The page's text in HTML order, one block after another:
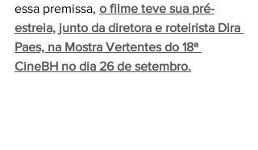
essa premissa, o filme teve sua pré-
estreia, junto da diretora e roteirista Dira
Paes, na Mostra Vertentes do 18ª
CineBH no dia 26 de setembro.